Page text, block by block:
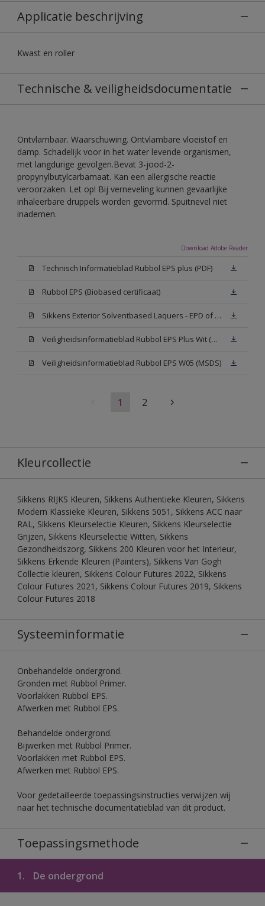
Applicatie beschrijving
Kwast en roller
Technische & veiligheidsdocumentatie
Ontvlambaar. Waarschuwing. Ontvlambare vloeistof en
damp. Schadelijk voor in het water levende organismen,
met langdurige gevolgen.Bevat 3-jood-2-
propynylbutylcarbamaat. Kan een allergische reactie
veroorzaken. Let op! Bij verneveling kunnen gevaarlijke
inhaleerbare druppels worden gevormd. Spuitnevel niet
inademen.
Download Adobe Reader
Technisch Informatieblad Rubbol EPS plus (PDF)
Rubbol EPS (Biobased certificaat)
Sikkens Exterior Solventbased Laquers - EPD of Milieuproductverklaring
Veiligheidsinformatieblad Rubbol EPS Plus Wit (MSDS)
Veiligheidsinformatieblad Rubbol EPS W05 (MSDS)
1 2
Kleurcollectie
Sikkens RIJKS Kleuren, Sikkens Authentieke Kleuren, Sikkens
Modern Klassieke Kleuren, Sikkens 5051, Sikkens ACC naar
RAL, Sikkens Kleurselectie Kleuren, Sikkens Kleurselectie
Grijzen, Sikkens Kleurselectie Witten, Sikkens
Gezondheidszorg, Sikkens 200 Kleuren voor het Interieur,
Sikkens Erkende Kleuren (Painters), Sikkens Van Gogh
Collectie kleuren, Sikkens Colour Futures 2022, Sikkens
Colour Futures 2021, Sikkens Colour Futures 2019, Sikkens
Colour Futures 2018
Systeeminformatie
Onbehandelde ondergrond.
Gronden met Rubbol Primer.
Voorlakken Rubbol EPS.
Afwerken met Rubbol EPS.
Behandelde ondergrond.
Bijwerken met Rubbol Primer.
Voorlakken met Rubbol EPS.
Afwerken met Rubbol EPS.
Voor gedetailleerde toepassingsinstructies verwijzen wij
naar het technische documentatieblad van dit product.
Toepassingsmethode
1. De ondergrond